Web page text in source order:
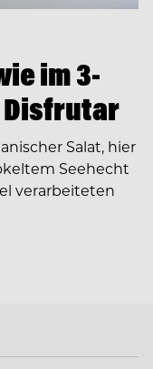
im 3-
Salat, hier
Seehecht
verarbeiteten